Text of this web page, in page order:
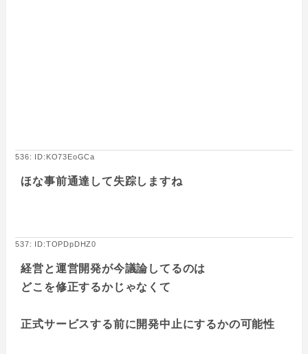
536: ID:KO73EoGCa
ほな事前通達して失踪しますね
537: ID:TOPDpDHZ0
経営と運営開発が今議論してるのは
どこを修正するかじゃなくて
正式サービスする前に開発中止にするかの可能性